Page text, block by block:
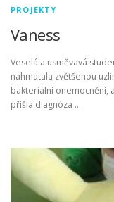
PROJEKTY
Vaness
Veselá a usměvavá
nahmatala zvětšenou
bakteriální onemocnění,
přišla diagnóza …